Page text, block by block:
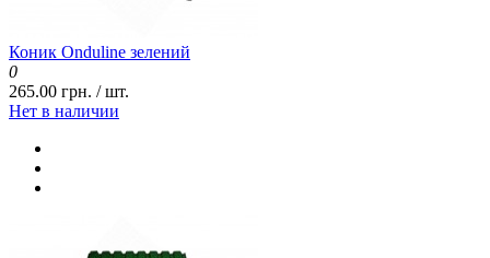
Коник Onduline зелений
0
265.00 грн. / шт.
Нет в наличии